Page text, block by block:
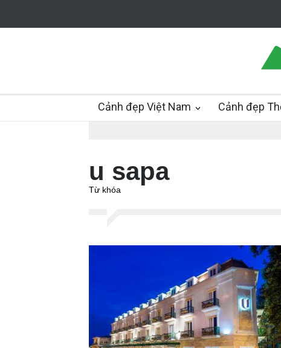
Cảnh đẹp Việt Nam Cảnh đẹp
u sapa
Từ khóa